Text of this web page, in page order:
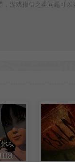
，游戏报错之类问题可以